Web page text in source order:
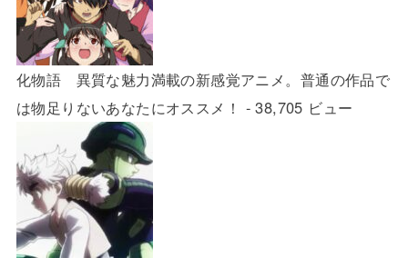
化物語 異質な魅力満載の新感覚アニメ。普通の作品で
は物足りないあなたにオススメ！ - 38,705 ビュー